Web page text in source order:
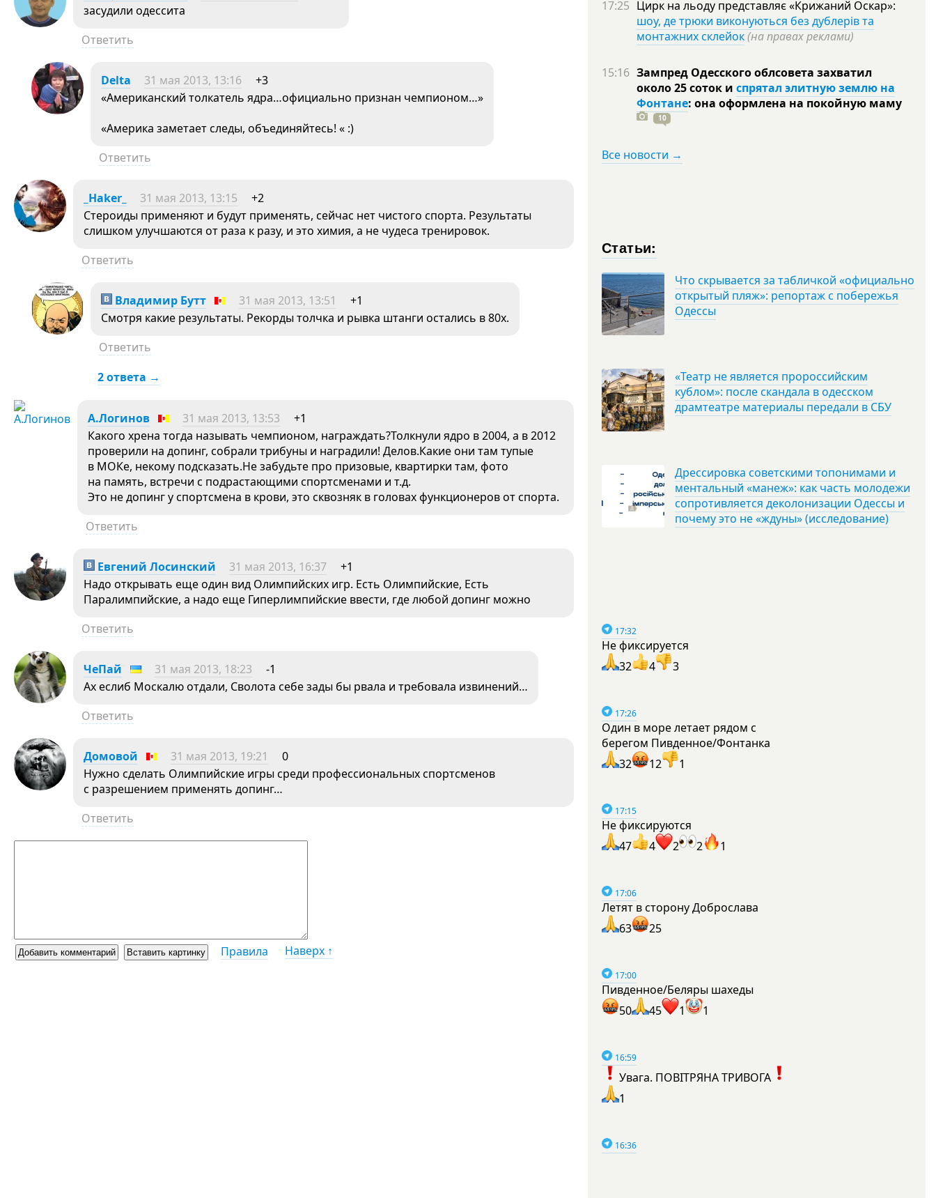
засудили одессита
Ответить
Delta 31 мая 2013, 13:16
+3
«Американский толкатель ядра…официально признан чемпионом…»
«Америка заметает следы, объединяйтесь! « :)
Ответить
_Haker_ 31 мая 2013, 13:15
+2
Стероиды применяют и будут применять, сейчас нет чистого спорта. Результаты
слишком улучшаются от раза к разу, и это химия, а не чудеса тренировок.
Ответить
Владимир Бутт 31 мая 2013, 13:51
+1
Смотря какие результаты. Рекорды толчка и рывка штанги остались в 80х.
Ответить
2 ответа →
А.Логинов 31 мая 2013, 13:53
+1
Какого хрена тогда называть чемпионом, награждать?Толкнули ядро в 2004, а в 2012
проверили на допинг, собрали трибуны и наградили! Делов.Какие они там тупые
в МОКе, некому подсказать.Не забудьте про призовые, квартирки там, фото
на память, встречи с подрастающими спортсменами и т.д.
Это не допинг у спортсмена в крови, это сквозняк в головах функционеров от спорта.
Ответить
Евгений Лосинский 31 мая 2013, 16:37
+1
Надо открывать еще один вид Олимпийских игр. Есть Олимпийские, Есть
Паралимпийские, а надо еще Гиперлимпийские ввести, где любой допинг можно
Ответить
ЧеПай 31 мая 2013, 18:23
-1
Ах еслиб Москалю отдали, Сволота себе зады бы рвала и требовала извинений…
Ответить
Домовой 31 мая 2013, 19:21
0
Нужно сделать Олимпийские игры среди профессиональных спортсменов
с разрешением применять допинг…
Ответить
Правила Наверх ↑
17:25 Цирк на льоду представляє «Крижаний Оскар»:
шоу, де трюки виконуються без дублерів та
монтажних склейок(на правах реклами)
15:16 Зампред Одесского облсовета захватил
около 25 соток и спрятал элитную землю на
Фонтане: она оформлена на покойную маму
10
Все новости →
Статьи:
Что скрывается за табличкой «официально
открытый пляж»: репортаж с побережья
Одессы
«Театр не является пророссийским
кублом»: после скандала в одесском
драмтеатре материалы передали в СБУ
Дрессировка советскими топонимами и
ментальный «манеж»: как часть молодежи
сопротивляется деколонизации Одессы и
почему это не «ждуны» (исследование)
17:32
Не фиксируется
32
4 3
17:26
Один в море летает рядом с
берегом Пивденное/Фонтанка
32
12 1
17:15
Не фиксируются
47
4 2 2 1
17:06
Летят в сторону Доброслава
63
25
17:00
Пивденное/Беляры шахеды
50
45 1 1
16:59
Увага. ПОВІТРЯНА ТРИВОГА
1
16:36